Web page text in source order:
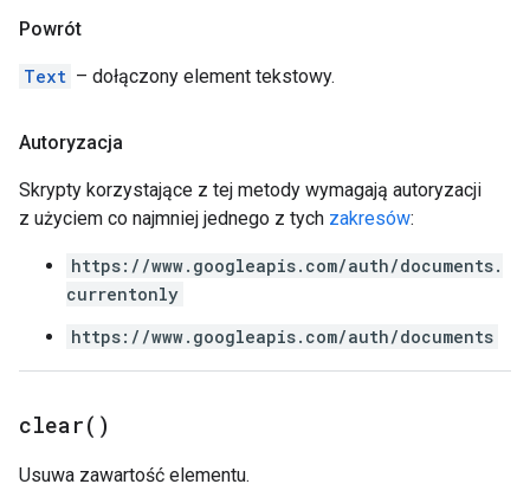
Powrót
Text – dołączony element tekstowy.
Autoryzacja
Skrypty korzystające z tej metody wymagają autoryzacji
z użyciem co najmniej jednego z tych zakresów:
https://www.googleapis.com/auth/documents.
currentonly
https://www.googleapis.com/auth/documents
clear( )
Usuwa zawartość elementu.